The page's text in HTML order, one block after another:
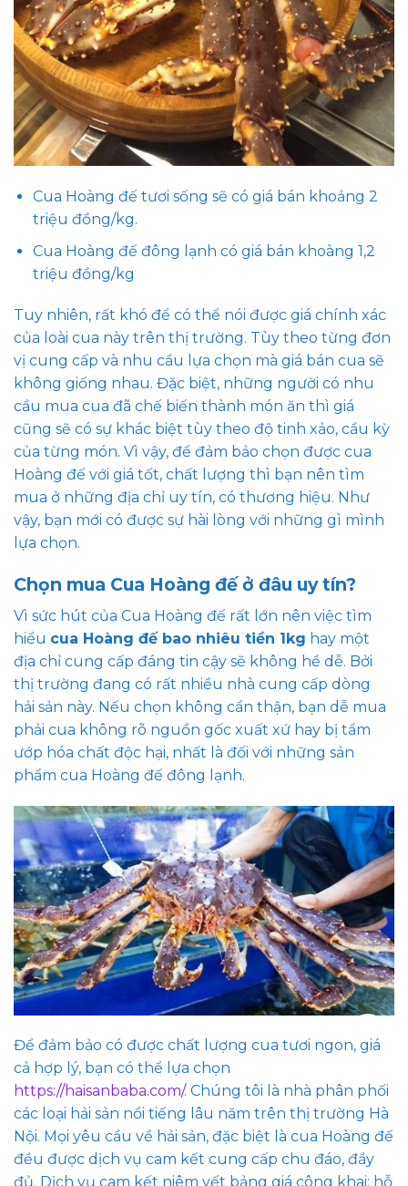
Cua Hoàng đế tươi sống sẽ có giá bán khoảng 2
triệu đồng/kg.
Cua Hoàng đế đông lạnh có giá bán khoàng 1,2
triệu đồng/kg
Tuy nhiên, rất khó để có thể nói được giá chính xác
của loài cua này trên thị trường. Tùy theo từng đơn
vị cung cấp và nhu cầu lựa chọn mà giá bán cua sẽ
không giống nhau. Đặc biệt, những người có nhu
cầu mua cua đã chế biến thành món ăn thì giá
cũng sẽ có sự khác biệt tùy theo độ tinh xảo, cầu kỳ
của từng món. Vì vậy, để đảm bảo chọn được cua
Hoàng đế với giá tốt, chất lượng thì bạn nên tìm
mua ở những địa chỉ uy tín, có thương hiệu. Như
vậy, bạn mới có được sự hài lòng với những gì mình
lựa chọn.
Chọn mua Cua Hoàng đế ở đâu uy tín?
Vì sức hút của Cua Hoàng đế rất lớn nên việc tìm
hiểu cua Hoàng đế bao nhiêu tiền 1kg hay một
địa chỉ cung cấp đáng tin cậy sẽ không hề dễ. Bởi
thị trường đang có rất nhiều nhà cung cấp dòng
hải sản này. Nếu chọn không cẩn thận, bạn dễ mua
phải cua không rõ nguồn gốc xuất xứ hay bị tẩm
ướp hóa chất độc hại, nhất là đối với những sản
phẩm cua Hoàng đế đông lạnh.
Để đảm bảo có được chất lượng cua tươi ngon, giá
cả hợp lý, bạn có thể lựa chọn
https://haisanbaba.com/. Chúng tôi là nhà phân phối
các loại hải sản nổi tiếng lâu năm trên thị trường Hà
Nội. Mọi yêu cầu về hải sản, đặc biệt là cua Hoàng đế
đều được dịch vụ cam kết cung cấp chu đáo, đầy
đủ. Dịch vụ cam kết niêm yết bảng giá công khai; hỗ